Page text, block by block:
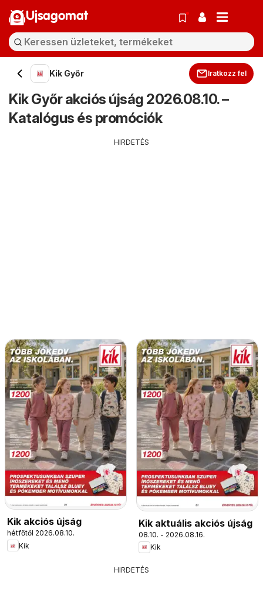
Ujsagomat
Kik Győr Iratkozz fel
Kik Győr akciós újság 2026.08.10. –
Katalógus és promóciók
HIRDETÉS
Kik akciós újság
hétfőtől 2026.08.10.
Kik
Kik aktuális akciós újság
08.10. - 2026.08.16.
Kik
HIRDETÉS